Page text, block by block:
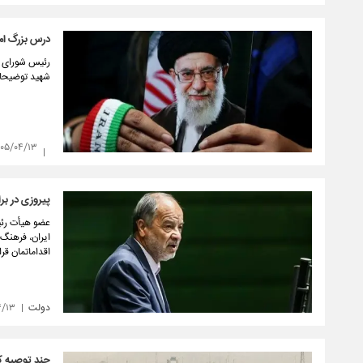
درس بزرگ
رئیس شورای
شهید
۱۴۰۵/
پیروزی در
عضو هیأت
ایران،
اقداماتمان
دولت